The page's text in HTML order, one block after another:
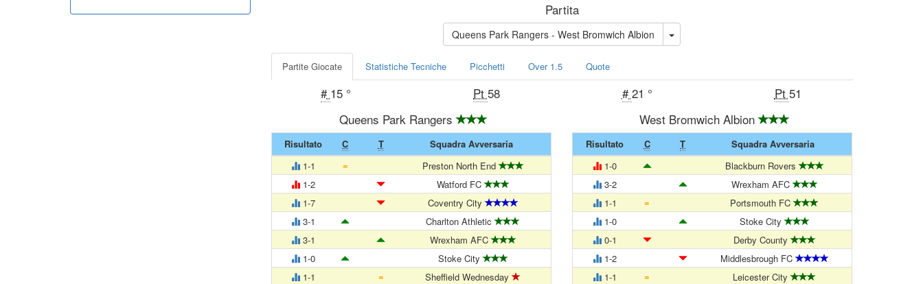
Partita
Queens Park Rangers - West Bromwich Albion
Partite Giocate Statistiche Tecniche Picchetti Over 1.5 Quote
# 15 ° Pt58
Queens Park Rangers
Risultato C T
Squadra Avversaria
1-1
=
Preston North End
1-2
Watford FC
1-7
Coventry City
3-1
Charlton Athletic
3-1
Wrexham AFC
1-0
Stoke City
1-1
=
Sheffield Wednesday
#21 ° Pt 51
West Bromwich Albion
Risultato C T
Squadra Avversaria
1-0
Blackburn Rovers
3-2
Wrexham AFC
1-1
=
Portsmouth FC
1-0
Stoke City
0-1
Derby County
1-2
Middlesbrough FC
1-1
=
Leicester City